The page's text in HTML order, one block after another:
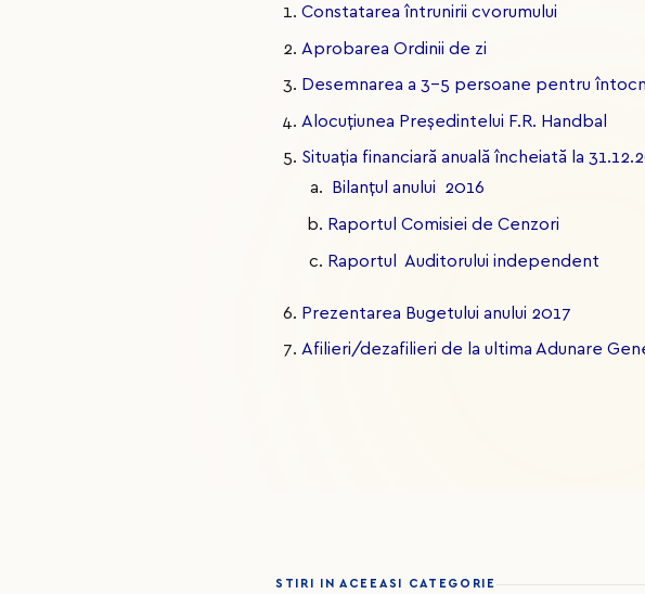
Constatarea întrunirii cvorumului
Aprobarea Ordinii de zi
Desemnarea a 3-5 persoane pentru
Alocuțiunea Președintelui F.R. Handbal
Situația financiară anuală încheiată la
Bilanțul anului 2016
Raportul Comisiei de Cenzori
Raportul Auditorului independent
Prezentarea Bugetului anului 2017
Afilieri/dezafilieri de la ultima Adunare
STIRI IN ACEEASI CATEGORIE